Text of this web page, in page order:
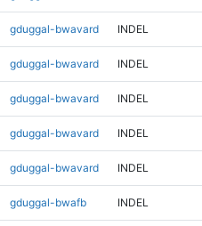
gduggal-bwavard INDEL
gduggal-bwavard INDEL
gduggal-bwavard INDEL
gduggal-bwavard INDEL
gduggal-bwavard INDEL
gduggal-bwafb INDEL